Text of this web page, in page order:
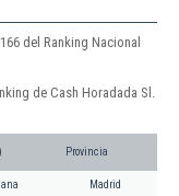
del Ranking Nacional
de Cash Horadada Sl.
Provincia
Madrid